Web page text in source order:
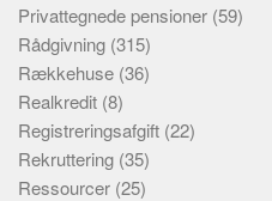
Privattegnede pensioner (59)
Rådgivning (315)
Rækkehuse (36)
Realkredit (8)
Registreringsafgift (22)
Rekruttering (35)
Ressourcer (25)